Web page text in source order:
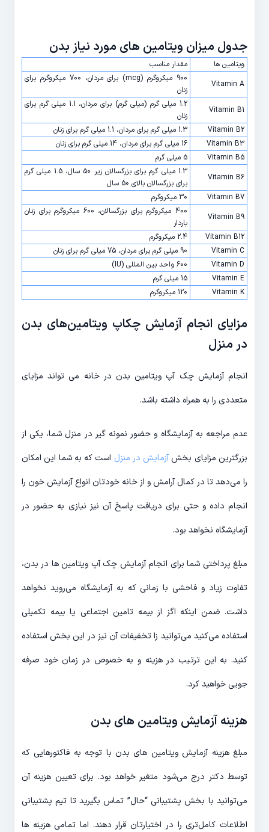
جدول میزان ویتامین های مورد نیاز بدن
ویتامین ها
مقدار مناسب
Vitamin A
900 میکروگرم (mcg) برای مردان، 700 میکروگرم برای
زنان
Vitamin B1
1.2 میلی گرم (میلی گرم) برای مردان، 1.1 میلی گرم برای
زنان
Vitamin B2
1.3 میلی گرم برای مردان، 1.1 میلی گرم برای زنان
Vitamin B3
16 میلی گرم برای مردان، 14 میلی گرم برای زنان
Vitamin B5
5 میلی گرم
Vitamin B6
1.3 میلی گرم برای بزرگسالان زیر 50 سال، 1.5 میلی گرم
برای بزرگسالان بالای 50 سال
Vitamin B7
30 میکروگرم
Vitamin B9
400 میکروگرم برای بزرگسالان، 600 میکروگرم برای زنان
باردار
Vitamin B12
2.4 میکروگرم
Vitamin C
90 میلی گرم برای مردان، 75 میلی گرم برای زنان
Vitamin D
600 واحد بین المللی (IU)
Vitamin E
15 میلی گرم
Vitamin K
120 میکروگرم
مزایای انجام آزمایش چکاپ ویتامین‌های بدن
در منزل
انجام آزمایش چک آپ ویتامین بدن در خانه می تواند مزایای
متعددی را به همراه داشته باشد.
عدم مراجعه به آزمایشگاه و حضور نمونه گیر در منزل شما، یکی از
بزرگترین مزایای بخش آزمایش در منزل است که به شما این امکان
را می‌دهد تا در کمال آرامش و از خانه خودتان انواع آزمایش خون را
انجام داده و حتی برای دریافت پاسخ آن نیز نیازی به حضور در
آزمایشگاه نخواهد بود.
مبلغ پرداختی شما برای انجام آزمایش چک آپ ویتامین ها در بدن،
تفاوت زیاد و فاحشی با زمانی که به آزمایشگاه می‌روید نخواهد
داشت. ضمن اینکه اگز از بیمه تامین اجتماعی یا بیمه تکمیلی
استفاده می‌کنید می‌توانید زا تخفیفات آن نیز در این بخش استفاده
کنید. به این ترتیب در هزینه و به خصوص در زمان خود صرفه
جویی خواهید کرد.
هزینه آزمایش ویتامین های بدن
مبلغ هزینه آزمایش ویتامین های بدن با توجه به فاکتورهایی که
توسط دکتر درج می‌شود متغیر خواهد بود. برای تعیین هزینه آن
می‌توانید با بخش پشتیبانی “حال” تماس بگیرید تا تیم پشتیبانی
اطلاعات کامل‌تری را در اختیارتان قرار دهند. اما تمامی هزینه ها